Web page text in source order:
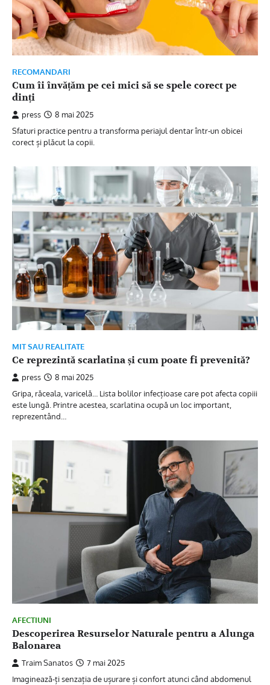
RECOMANDARI
Cum îi învățăm pe cei mici să se spele corect pe
dinți
press
8 mai 2025
Sfaturi practice pentru a transforma periajul dentar într-un obicei
corect și plăcut la copii.
MIT SAU REALITATE
Ce reprezintă scarlatina și cum poate fi prevenită?
press
8 mai 2025
Gripa, răceala, varicelă… Lista bolilor infecțioase care pot afecta copiii
este lungă. Printre acestea, scarlatina ocupă un loc important,
reprezentând…
AFECTIUNI
Descoperirea Resurselor Naturale pentru a Alunga
Balonarea
Traim Sanatos
7 mai 2025
Imaginează-ți senzația de ușurare și confort atunci când abdomenul